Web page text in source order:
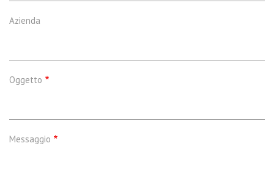
Azienda
Oggetto
Messaggio